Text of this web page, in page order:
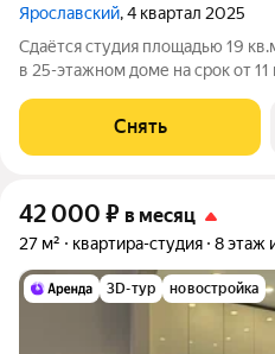
Ярославский, 4 квартал 2025
Сдаётся студия площадью 19
в 25-этажном доме на срок от
Дом - монолитный, окна
2 грузовых и
Снять
42 000 ₽ в месяц
27 м² квартира-студия 8 этаж
3D-тур новостройка